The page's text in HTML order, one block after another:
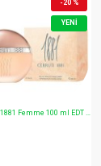
YENI
Apple Pencil Pro / 2. Nesil / 1. Nesil Uyumlu Stylus Koruyucu Kutu ve Kalem Tutucu